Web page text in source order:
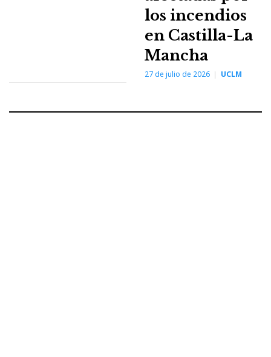
los incendios
en Castilla-La
Mancha
27 de julio de 2026 UCLM